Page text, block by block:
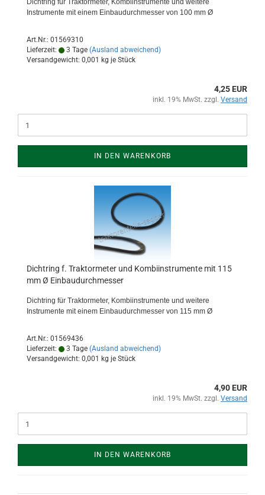
Dichtring für Traktormeter, Kombiinstrumente und weitere
Instrumente mit einem Einbaudurchmesser von 100 mm Ø
Art.Nr.: 01569310
Lieferzeit:
3 Tage (Ausland abweichend)
Versandgewicht: 0,001 kg je Stück
4,25 EUR
inkl. 19% MwSt. zzgl. Versand
IN DEN WARENKORB
Dichtring f. Traktormeter und Kombiinstrumente mit 115
mm Ø Einbaudurchmesser
Dichtring für Traktormeter, Kombiinstrumente und weitere
Instrumente mit einem Einbaudurchmesser von 115 mm Ø
Art.Nr.: 01569436
Lieferzeit:
3 Tage (Ausland abweichend)
Versandgewicht: 0,001 kg je Stück
4,90 EUR
inkl. 19% MwSt. zzgl. Versand
IN DEN WARENKORB